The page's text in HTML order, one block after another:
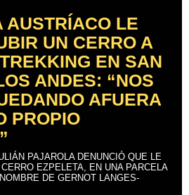
AUSTRÍACO LE
UN CERRO A
EN SAN
ANDES: “NOS
AFUERA
PROPIO
PAJAROLA DENUNCIÓ QUE LE
EZPELETA, EN UNA PARCELA
DE GERNOT LANGES-